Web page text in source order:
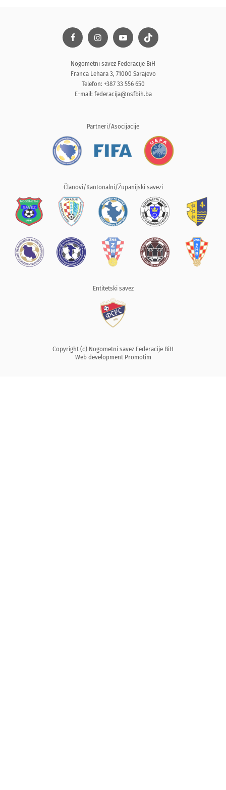
Nogometni savez Federacije BiH
Franca Lehara 3, 71000 Sarajevo
Telefon: +387 33 556 650
E-mail: federacija@nsfbih.ba
Partneri/Asocijacije
Članovi/Kantonalni/Županijski savezi
Entitetski savez
Copyright (c) Nogometni savez Federacije BiH
Web development Promotim